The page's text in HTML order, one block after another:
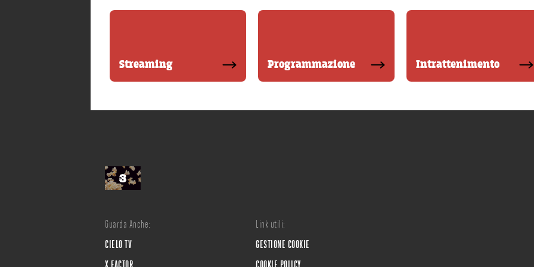
Streaming Programmazione Intrattenimento
Guarda Anche:
CIELO TV
X FACTOR
Link utili:
GESTIONE COOKIE
COOKIE POLICY